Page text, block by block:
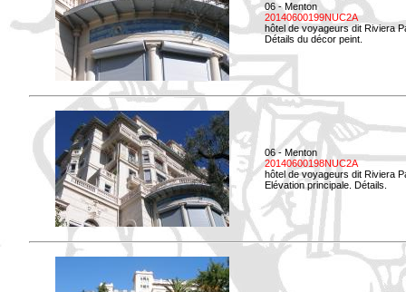
06 - Menton
20140600199NUC2A
hôtel de voyageurs dit Riviera
Détails du décor peint.
06 - Menton
20140600198NUC2A
hôtel de voyageurs dit Riviera
Elévation principale. Détails.